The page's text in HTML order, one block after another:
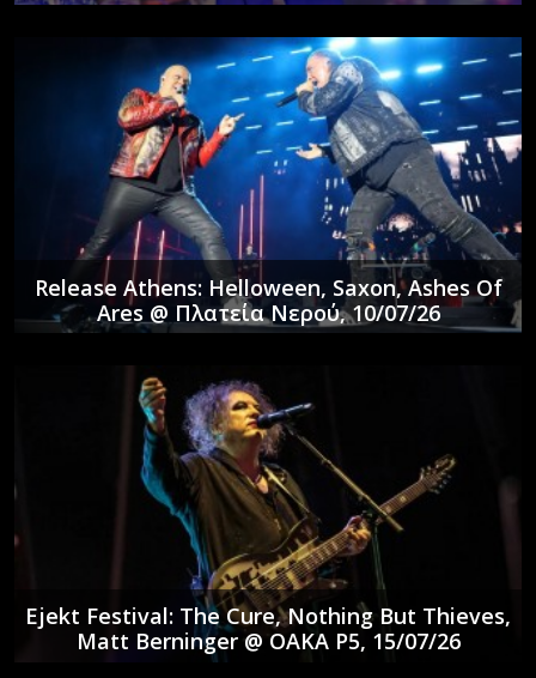
Release Athens: Helloween, Saxon, Ashes Of
Ares @ Πλατεία Νερού, 10/07/26
Ejekt Festival: The Cure, Nothing But Thieves,
Matt Berninger @ ΟΑΚΑ P5, 15/07/26